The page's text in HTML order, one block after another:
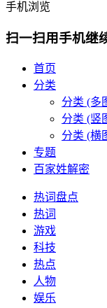
手机浏览
扫一扫用手机继
首页
分类
分类 (多
分类 (竖
分类 (横
专题
百家姓解密
热词盘点
热词
游戏
科技
热点
人物
娱乐